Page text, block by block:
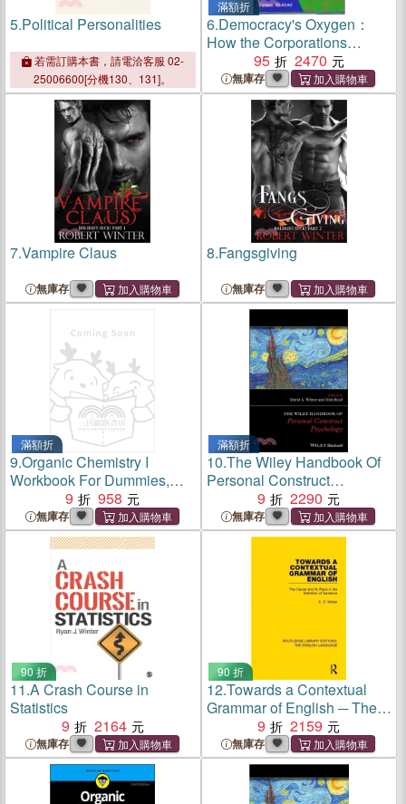
5.Political Personalities
若需訂購本書，請電洽客服 02-
25006600[分機130、131]。
滿額折
6.Democracy's Oxygen：
How the Corporations
Control the News
95 2470
無庫存
7.Vampire Claus
無庫存
8.Fangsgiving
無庫存
滿額折
9.Organic Chemistry I
Workbook For Dummies,
2Nd Edition
9 958
無庫存
滿額折
10.The Wiley Handbook Of
Personal Construct
Psychology
9 2290
無庫存
90 折
11.A Crash Course in
Statistics
9
2164
無庫存
90 折
12.Towards a Contextual
Grammar of English ─ The
Clause and Its Place in the
Definition of Sentence
9 2159
無庫存